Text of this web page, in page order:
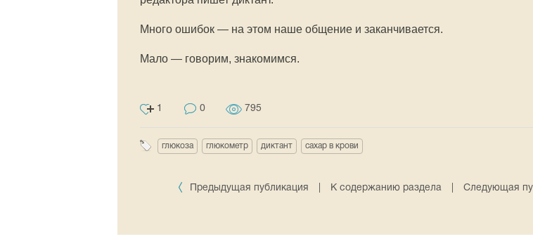
Много ошибок — на этом наше общение и заканчивается.
Мало — говорим, знакомимся.
1 0 795
глюкоза глюкометр диктант сахар в крови
Предыдущая публикация К содержанию раздела Следующая